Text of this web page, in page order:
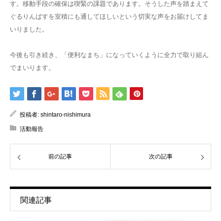
す。移動手段の確保は喫緊の課題であります。そうした声を踏まえて
ぐるりんばすを室積にも通してほしいという切実な声をお届けしてま
いりました。
今後も引き続き、「便利なまち」になっていくように全力で取り組ん
でまいります。
投稿者: shintaro-nishimura
活動報告
前の記事 次の記事
関連記事